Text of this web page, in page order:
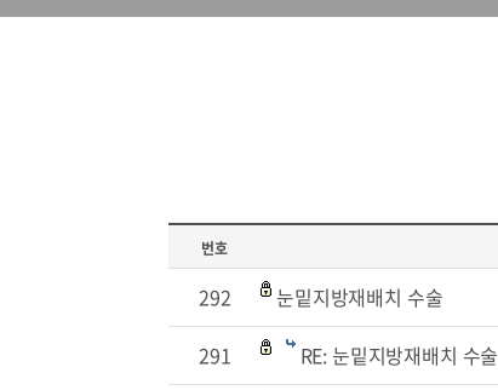
번호
292 눈밑지방재배치 수술
291
RE: 눈밑지방재배치 수술